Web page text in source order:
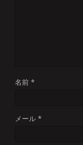
名前 *
メール *